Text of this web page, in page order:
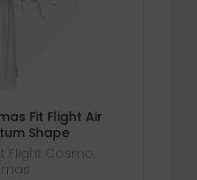
Fit Flight Air
Shape
Flight Cosmo,